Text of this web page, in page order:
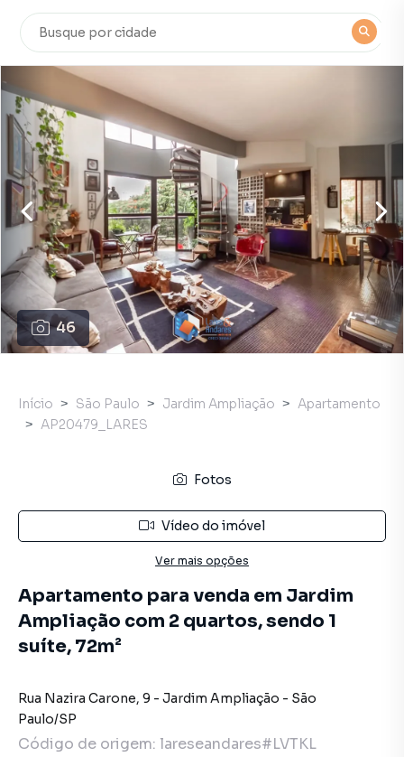
46
Início São Paulo Jardim Ampliação
Apartamento
AP20479_LARES
Fotos
Vídeo do imóvel
Ver mais opções
Apartamento para venda em Jardim
Ampliação com 2 quartos, sendo 1
suíte, 72m²
Rua Nazira Carone, 9 - Jardim Ampliação - São
Paulo/SP
Código de origem: lareseandares#LVTKL